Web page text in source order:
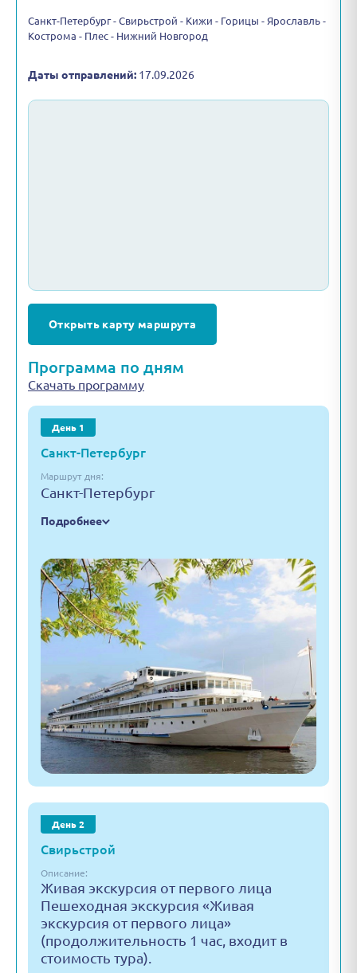
Санкт-Петербург - Свирьстрой - Кижи - Горицы - Ярославль -
Кострома - Плес - Нижний Новгород
Даты отправлений: 17.09.2026
Открыть карту маршрута
Программа по дням
Скачать программу
День 1
Санкт-Петербург
Маршрут дня:
Санкт-Петербург
Подробнее
День 2
Свирьстрой
Описание:
Живая экскурсия от первого лица
Пешеходная экскурсия «Живая
экскурсия от первого лица»
(продолжительность 1 час, входит в
стоимость тура).